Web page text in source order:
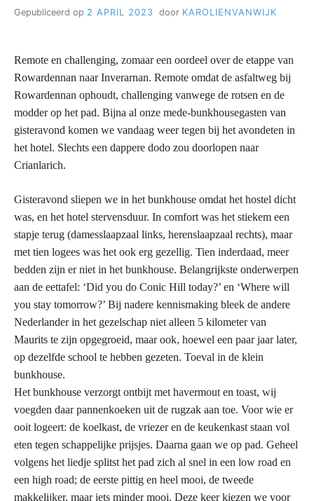
Gepubliceerd op 2 APRIL 2023 door KAROLIENVANWIJK
Remote en challenging, zomaar een oordeel over de etappe van
Rowardennan naar Inverarnan. Remote omdat de asfaltweg bij
Rowardennan ophoudt, challenging vanwege de rotsen en de
modder op het pad. Bijna al onze mede-bunkhousegasten van
gisteravond komen we vandaag weer tegen bij het avondeten in
het hotel. Slechts een dappere dodo zou doorlopen naar
Crianlarich.
Gisteravond sliepen we in het bunkhouse omdat het hostel dicht
was, en het hotel stervensduur. In comfort was het stiekem een
stapje terug (damesslaapzaal links, herenslaapzaal rechts), maar
met tien logees was het ook erg gezellig. Tien inderdaad, meer
bedden zijn er niet in het bunkhouse. Belangrijkste onderwerpen
aan de eettafel: ‘Did you do Conic Hill today?’ en ‘Where will
you stay tomorrow?’ Bij nadere kennismaking bleek de andere
Nederlander in het gezelschap niet alleen 5 kilometer van
Maurits te zijn opgegroeid, maar ook, hoewel een paar jaar later,
op dezelfde school te hebben gezeten. Toeval in de klein
bunkhouse.
Het bunkhouse verzorgt ontbijt met havermout en toast, wij
voegden daar pannenkoeken uit de rugzak aan toe. Voor wie er
ooit logeert: de koelkast, de vriezer en de keukenkast staan vol
eten tegen schappelijke prijsjes. Daarna gaan we op pad. Geheel
volgens het liedje splitst het pad zich al snel in een low road en
een high road; de eerste pittig en heel mooi, de tweede
makkelijker, maar iets minder mooi. Deze keer kiezen we voor